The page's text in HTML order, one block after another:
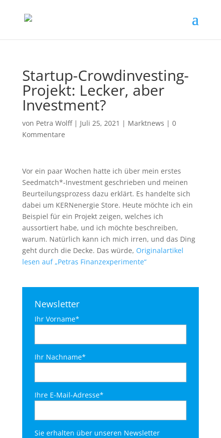
Startup-Crowdinvesting-
Projekt: Lecker, aber
Investment?
von Petra Wolff| Juli 25, 2021 | Marktnews | 0
Kommentare
Vor ein paar Wochen hatte ich über mein erstes
Seedmatch*-Investment geschrieben und meinen
Beurteilungsprozess dazu erklärt. Es handelte sich
dabei um KERNenergie Store. Heute möchte ich ein
Beispiel für ein Projekt zeigen, welches ich
aussortiert habe, und ich möchte beschreiben,
warum. Natürlich kann ich mich irren, und das Ding
geht durch die Decke. Das würde, Originalartikel
lesen auf „Petras Finanzexperimente“
Newsletter
Ihr Vorname*
Ihr Nachname*
Ihre E-Mail-Adresse*
Sie erhalten über unseren Newsletter